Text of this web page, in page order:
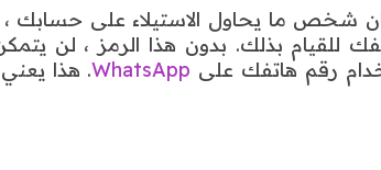
شخص ما يحاول الاستيلاء على حسابك ،
للقيام بذلك. بدون هذا الرمز ، لن
رقم هاتفك علىWhatsApp. هذا